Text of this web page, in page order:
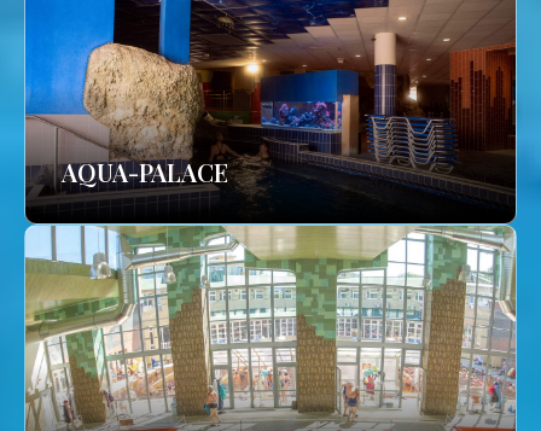
AQUA-PALACE